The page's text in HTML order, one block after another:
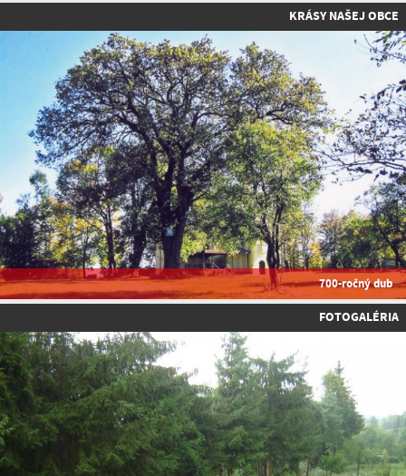
KRÁSY NAŠEJ OBCE
700-ročný dub
FOTOGALÉRIA